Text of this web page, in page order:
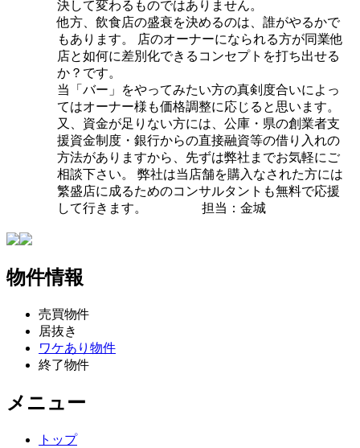
決して変わるものではありません。
他方、飲食店の盛衰を決めるのは、誰がやるかで
もあります。 店のオーナーになられる方が同業他
店と如何に差別化できるコンセプトを打ち出せる
か？です。
当「バー」をやってみたい方の真剣度合いによっ
てはオーナー様も価格調整に応じると思います。
又、資金が足りない方には、公庫・県の創業者支
援資金制度・銀行からの直接融資等の借り入れの
方法がありますから、先ずは弊社までお気軽にご
相談下さい。 弊社は当店舗を購入なされた方には
繁盛店に成るためのコンサルタントも無料で応援
して行きます。 担当：金城
物件情報
売買物件
居抜き
ワケあり物件
終了物件
メニュー
トップ